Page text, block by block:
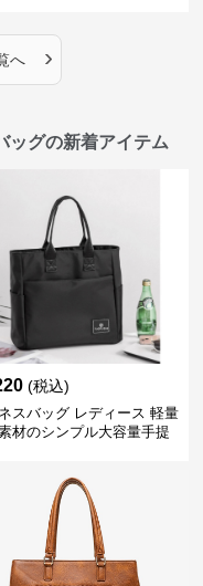
へ ›
ッグの新着アイテム
(税込)
スバッグ レディース 軽量
材のシンプル大容量手提